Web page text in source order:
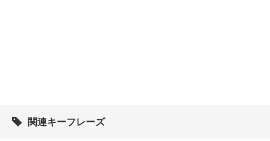
関連キーフレーズ